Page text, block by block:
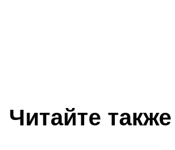
Читайте также